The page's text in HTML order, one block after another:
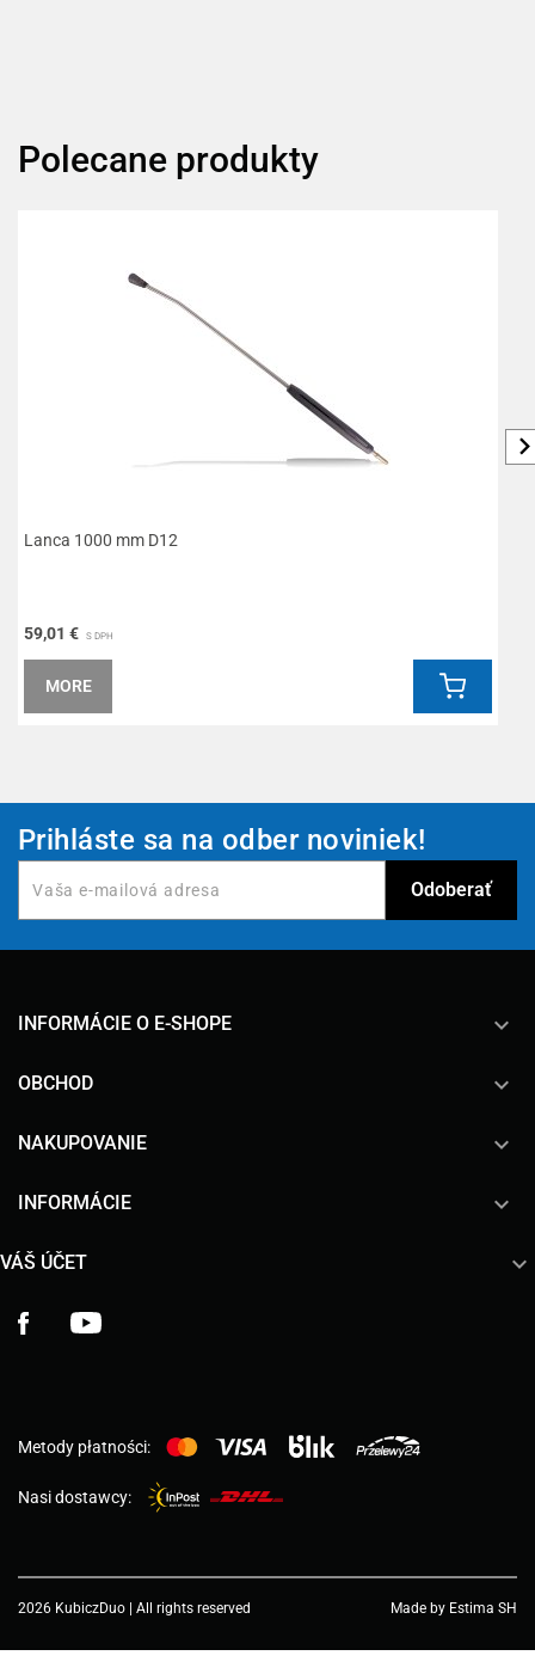
Polecane produkty
Lanca 1000 mm D12
59,01 € S DPH
MORE
Prihláste sa na odber noviniek!
INFORMÁCIE O E-SHOPE keyboard_arrow_down
OBCHOD 
NAKUPOVANIE 
INFORMÁCIE 
VÁŠ ÚČET 
Facebook
Metody płatności:
Nasi dostawcy:
2026 KubiczDuo | All rights reserved Made by Estima SH